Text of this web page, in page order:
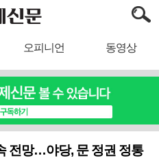
오피니언 동영상
전망…야당, 문 정권 정통